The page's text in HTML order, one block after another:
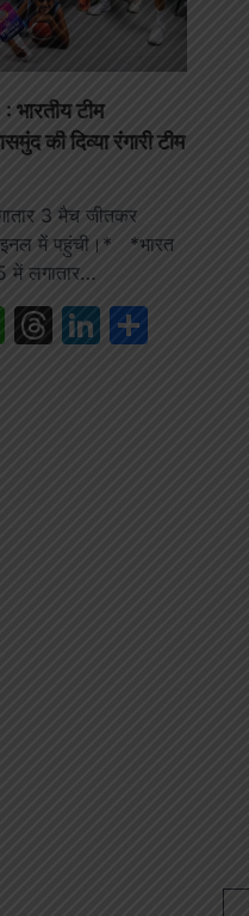
टीम
की दिव्या रंगारी टीम
3 मैच जीतकर
में पहुंची।* *भारत
में लगातार…
WhatsApp
Threads
LinkedIn